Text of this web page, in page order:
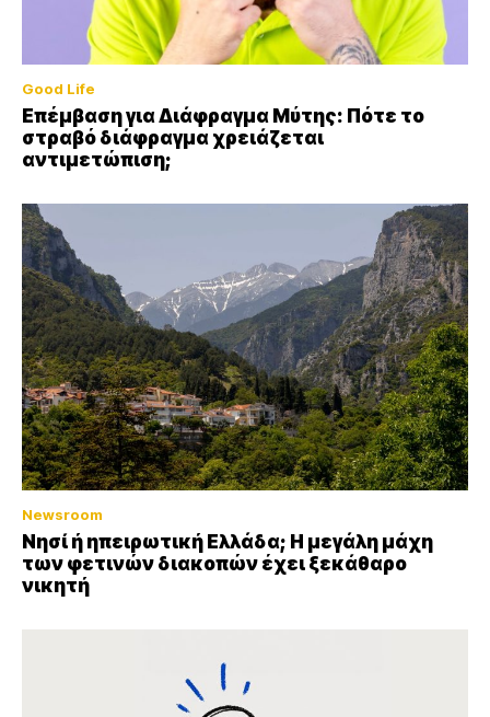
Good Life
Επέμβαση για Διάφραγμα Μύτης: Πότε το
στραβό διάφραγμα χρειάζεται
αντιμετώπιση;
Newsroom
Νησί ή ηπειρωτική Ελλάδα; Η μεγάλη μάχη
των φετινών διακοπών έχει ξεκάθαρο
νικητή